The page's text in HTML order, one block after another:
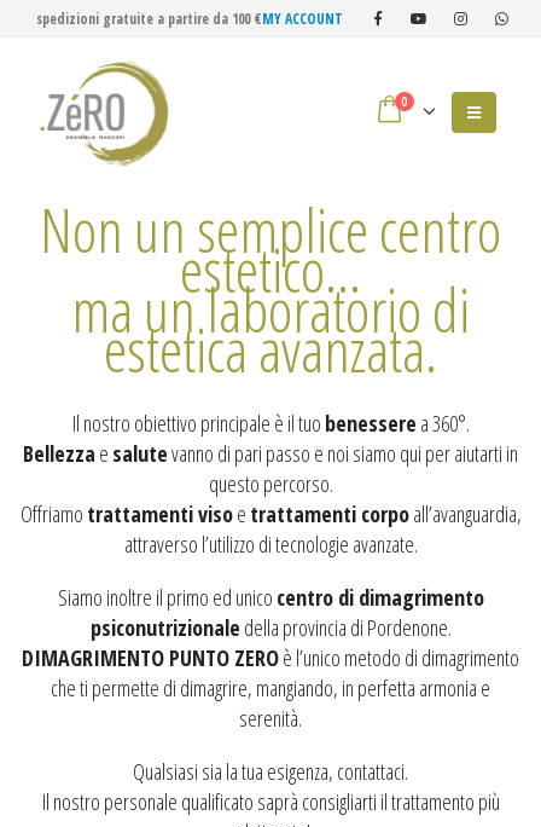
spedizioni gratuite a partire da 100 €MY ACCOUNT
0
Non un semplice centro
estetico...
ma un laboratorio di
estetica avanzata.
Il nostro obiettivo principale è il tuo benessere a 360°.
Bellezza e salutevanno di pari passo e noi siamo qui per aiutarti in
questo percorso.
Offriamo trattamenti visoe trattamenti corpoall’avanguardia,
attraverso l’utilizzo di tecnologie avanzate.
Siamo inoltre il primo ed unico centro di dimagrimento
psiconutrizionale della provincia di Pordenone.
DIMAGRIMENTO PUNTO ZEROè l’unico metodo di dimagrimento
che ti permette di dimagrire, mangiando, in perfetta armonia e
serenità.
Qualsiasi sia la tua esigenza, contattaci.
Il nostro personale qualificato saprà consigliarti il trattamento più